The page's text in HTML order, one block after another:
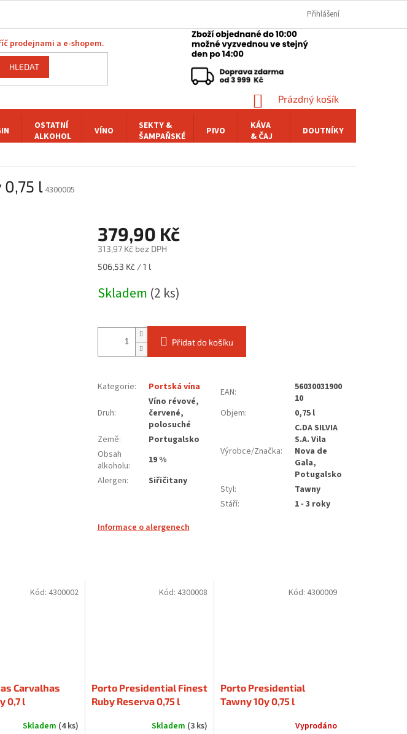
Přihlášení
prodejnami a e-shopem.
HLEDAT
NÁKUPNÍ
KOŠÍK
Prázdný košík
OSTATNÍ
ALKOHOL
VÍNO
SEKTY &
ŠAMPAŇSKÉ
PIVO
KÁVA
& ČAJ
DOUTNÍKY
0,75 l 4300005
379,90 Kč
313,97 Kč bez DPH
Měrná
506,53 Kč / 1 l
Skladem (2 ks)
Přidat do košíku
Kategorie: Portská vína
Druh:
Víno révové,
červené,
polosuché
Země:
Portugalsko
Obsah
alkoholu:
19 %
Alergen: Siřičitany
EAN:
56030031900
10
Objem: 0,75 l
Výrobce/Značka:
C.DA SILVIA
S.A. Vila
Nova de
Gala,
Potugalsko
Styl:
Tawny
Stáří:
1 - 3 roky
Informace o alergenech
Carvalhas
0,7 l
Skladem (4 ks)
Kód: 4300002
Porto Presidential Finest
Ruby Reserva 0,75 l
Skladem (3 ks)
Kód: 4300008
Porto Presidential
Tawny 10y 0,75 l
Vyprodáno
Kód: 4300009